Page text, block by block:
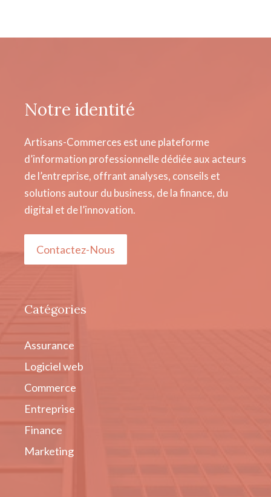
Notre identité
Artisans-Commerces est une plateforme
d’information professionnelle dédiée aux acteurs
de l’entreprise, offrant analyses, conseils et
solutions autour du business, de la finance, du
digital et de l’innovation.
Contactez-Nous
Catégories
Assurance
Logiciel web
Commerce
Entreprise
Finance
Marketing